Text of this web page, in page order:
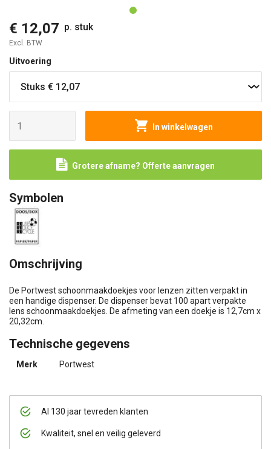
€ 12,07 p. stuk
Excl. BTW
Uitvoering
In winkelwagen
Grotere afname? Offerte aanvragen
Al 130 jaar tevreden klanten
Kwaliteit, snel en veilig geleverd
Symbolen
Omschrijving
De Portwest schoonmaakdoekjes voor lenzen zitten verpakt in
een handige dispenser. De dispenser bevat 100 apart verpakte
lens schoonmaakdoekjes. De afmeting van een doekje is 12,7cm x
20,32cm.
Technische gegevens
Merk Portwest